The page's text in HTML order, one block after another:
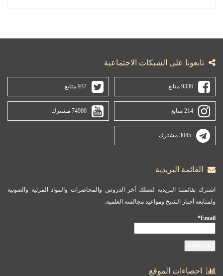
تابعونا على الشبكات الاجتماعية
9336 متابع 937 متابع
214 متابع 74900 مشترك
3045 مشترك
القائمة البريدية
اشترك بقائمتنا البريدية لتصلك آخر الدروس والمحاضرات والمواد المرئية والصوتية
ولمتابعة أخبار الشيخ ومواعيد مجالسه العلمية.
Email*
احصاءات الموقع